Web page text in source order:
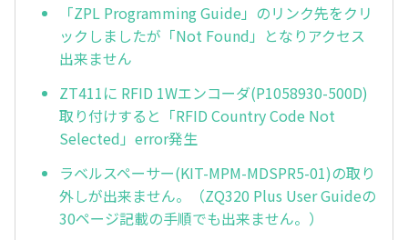
「ZPL Programming Guide」のリンク先をクリ
ックしましたが「Not Found」となりアクセス
出来ません
ZT411に RFID 1Wエンコーダ(P1058930-500D)
取り付けすると「RFID Country Code Not
Selected」error発生
ラベルスペーサー(KIT-MPM-MDSPR5-01)の取り
外しが出来ません。（ZQ320 Plus User Guideの
30ページ記載の手順でも出来ません。）